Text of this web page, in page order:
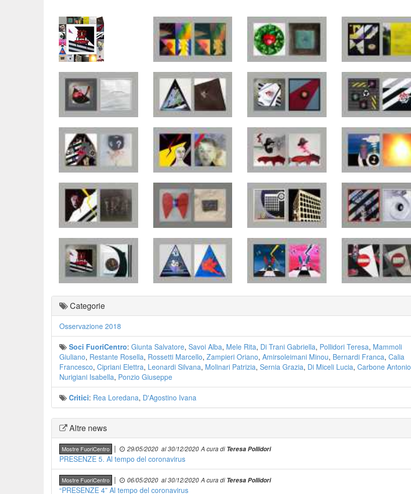
Categorie
Osservazione 2018
Soci FuoriCentro: Giunta Salvatore, Savoi Alba, Mele Rita, Di Trani Gabriella, Pollidori Teresa, Mammoli
Giuliano, Restante Rosella, Rossetti Marcello, Zampieri Oriano, Amirsoleimani Minou, Bernardi Franca, Calia
Francesco, Cipriani Elettra, Leonardi Silvana, Molinari Patrizia, Sernia Grazia, Di Miceli Lucia, Carbone Antonio
Nurigiani Isabella, Ponzio Giuseppe
Critici: Rea Loredana, D'Agostino Ivana
Altre news
Mostre FuoriCentro | 29/05/2020 al 30/12/2020 A cura di Teresa Pollidori
PRESENZE 5. Al tempo del coronavirus
Mostre FuoriCentro | 06/05/2020 al 30/12/2020 A cura di Teresa Pollidori
“PRESENZE 4” Al tempo del coronavirus